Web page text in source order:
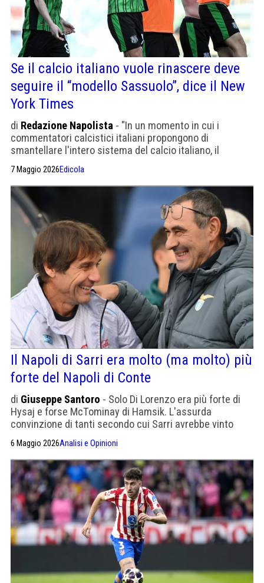
Se il calcio italiano vuole rinascere deve
seguire il “modello Sassuolo”, dice il New
York Times
di Redazione Napolista - "In un momento in cui i
commentatori calcistici italiani propongono di
smantellare l'intero sistema del calcio italiano, il
7 Maggio 2026Edicola
Il Napoli di Sarri era molto (ma molto) più
forte del Napoli di Conte
di Giuseppe Santoro - Solo Di Lorenzo era più forte di
Hysaj e forse McTominay di Hamsik. L'assurda
convinzione di tanti secondo cui Sarri avrebbe vinto
ministre riscaldate, abbiamo già avuto Mazzarri
6 Maggio 2026Analisi e Opinioni